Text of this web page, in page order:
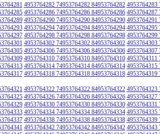
4953764282 74953764282 84953764282 4953764283
4953764286 74953764286 84953764286 4953764287
4953764290 74953764290 84953764290 4953764291
4953764294 74953764294 84953764294 4953764295
4953764298 74953764298 84953764298 4953764299
4953764302 74953764302 84953764302 4953764303
4953764306 74953764306 84953764306 4953764307
4953764310 74953764310 84953764310 4953764311
4953764314 74953764314 84953764314 4953764315
4953764318 74953764318 84953764318 4953764319
4953764322 74953764322 84953764322 4953764323
4953764326 74953764326 84953764326 4953764327
4953764330 74953764330 84953764330 4953764331
4953764334 74953764334 84953764334 4953764335
4953764338 74953764338 84953764338 4953764339
4953764342 74953764342 84953764342 4953764343